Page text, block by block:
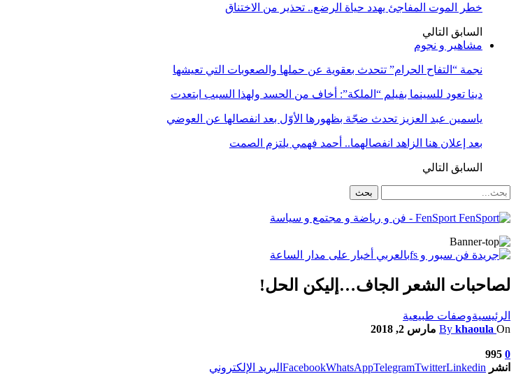
خطر الموت المفاجئ يهدد حياة الرضع.. تحذير من الاختناق
السابق التالي
مشاهير و نجوم
نجمة “التفاح الحرام” تتحدث بعقوية عن حملها والصعوبات التي تعيشها
دينا تعود للسينما بفيلم “الملكة”: أخاف من الحسد ولهذا السبب ابتعدت
ياسمين عبد العزيز تحدث ضجّة بظهورها الأوّل بعد انفصالها عن العوضي
بعد إعلان هنا الزاهد انفصالهما.. أحمد فهمي يلتزم الصمت
السابق التالي
FenSport - فن و رياضة و مجتمع و سياسة
لصاحبات الشعر الجاف…إليكن الحل!
الرئيسيةوصفات طبيعية
By khaoula On مارس 2, 2018
0
995
انشر
FacebookWhatsAppTelegramTwitterLinkedin البريد الإلكتروني